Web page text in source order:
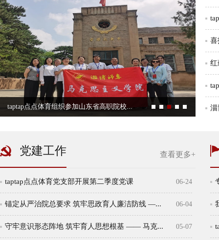
taptap点点体育组织参加山东省高职院校...
淄博师专参与承办山东高校思想政治理论...
喜
淄
党建工作 查看更多+
taptap点点体育党支部开展第二季度党课 06-24
锚定从严治院总要求 筑牢思政育人廉洁防线 —... 06-04
守牢意识形态阵地 筑牢育人思想根基 —— 马克... 05-07